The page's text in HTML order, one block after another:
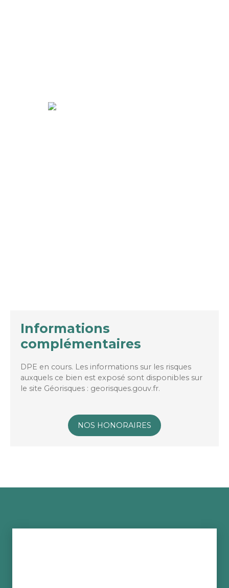
Informations
complémentaires
DPE en cours. Les informations sur les risques
auxquels ce bien est exposé sont disponibles sur
le site Géorisques : georisques.gouv.fr.
NOS HONORAIRES